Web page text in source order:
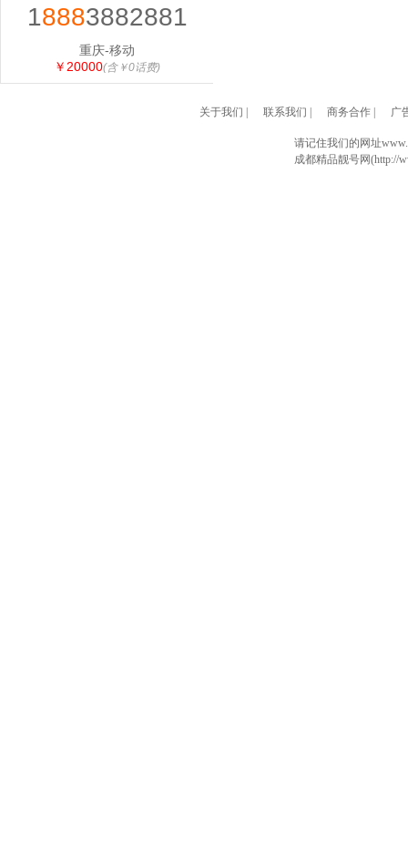
18883882881
重庆-移动
￥20000(含￥0话费)
关于我们 联系我们 商务合作| 广
请记住我们的网址
成都精品靓号网(http://